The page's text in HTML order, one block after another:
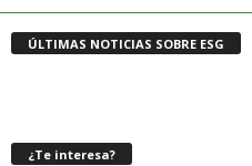
ÚLTIMAS NOTICIAS SOBRE ESG
¿Te interesa?